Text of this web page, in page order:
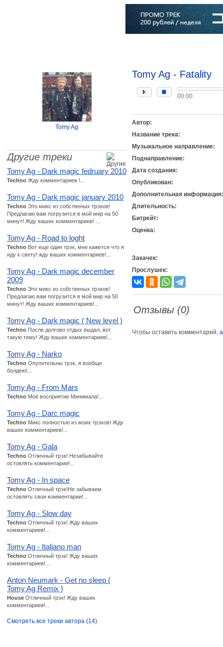
Tomy Ag
Другие треки
Tomy Ag - Dark magic fedruary 2010
Techno Жду комментариев !...
Tomy Ag - Dark magic january 2010
Techno Это микс из собственых трэков!
Предлагаю вам погрузится в мой мир на 50
минут! Жду ваших комментариев! ...
Tomy Ag - Road to loght
Techno Вот еще один трэк, мне кажется что я
иду к свету! жду ваших комментариев!...
Tomy Ag - Dark magic december
2009
Techno Это микс из собственых трэков!
Предлагаю вам погрузится в мой мир на 50
минут! Жду ваших комментариев!...
Tomy Ag - Dark magic ( New level )
Techno После долгово отдых выдал, вот
такую тему! Жду ваших комментариев!...
Tomy Ag - Narko
Techno Опупительны трэк, я вообще
болдею!...
Tomy Ag - From Mars
Techno Моё восприятие Минимала!...
Tomy Ag - Darc magic
Techno Микс полностью из моих трэков! Жду
ваших комментариев!...
Tomy Ag - Gala
Techno Отличный трэк! Незабывайте
остовлять комментарии!...
Tomy Ag - In space
Techno Отличный трэк!Не забываем
остовлять свои комментарии!...
Tomy Ag - Slow day
Techno Отличный трэк! Жду ваших
комментариев!...
Tomy Ag - Italiano man
Techno Отличный трэк! Жду ваших
комментариев!...
Anton Neumark - Get no sleep (
Tomy Ag Remix }
House Отличный трэк! Жду ваших
комментариев!...
Смотреть все треки автора (14)
Tomy Ag - Fatality
00:00
Автор:
Название трека:
Музыкальное направление:
Поднаправление:
Дата создания:
Опубликован:
Дополнительная информация:
Длительность:
Битрейт:
Оценка:
Закачек:
Прослушек:
Отзывы (0)
Чтобы оставить комментарий,